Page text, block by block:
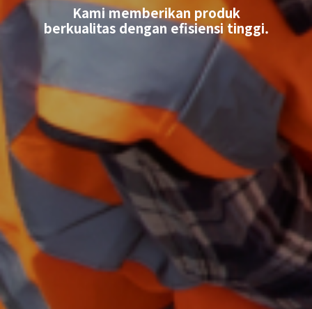
Kami memberikan produk
berkualitas dengan efisiensi tinggi.